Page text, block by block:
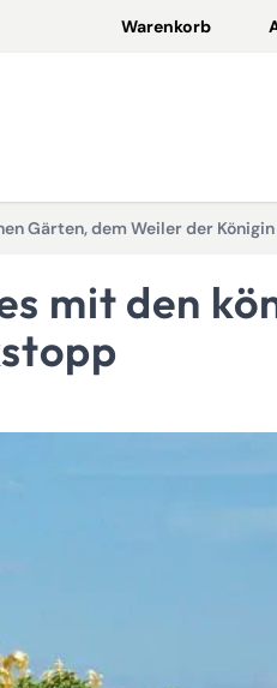
Warenkorb
Gärten, dem Weiler der